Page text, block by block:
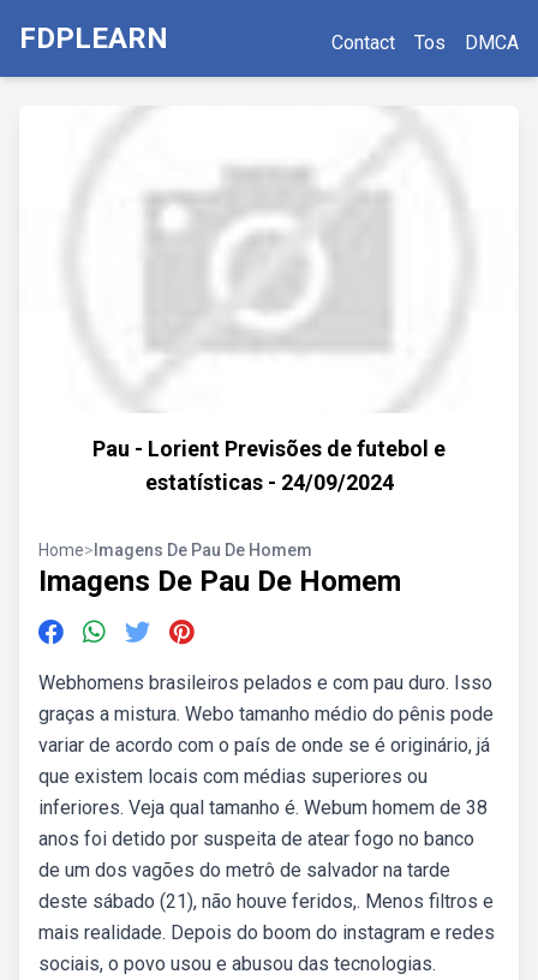
FDPLEARN Contact Tos DMCA
Pau - Lorient Previsões de futebol e
estatísticas - 24/09/2024
Home> Imagens De Pau De Homem
Imagens De Pau De Homem
Webhomens brasileiros pelados e com pau duro. Isso
graças a mistura. Webo tamanho médio do pênis pode
variar de acordo com o país de onde se é originário, já
que existem locais com médias superiores ou
inferiores. Veja qual tamanho é. Webum homem de 38
anos foi detido por suspeita de atear fogo no banco
de um dos vagões do metrô de salvador na tarde
deste sábado (21), não houve feridos,. Menos filtros e
mais realidade. Depois do boom do instagram e redes
sociais, o povo usou e abusou das tecnologias.